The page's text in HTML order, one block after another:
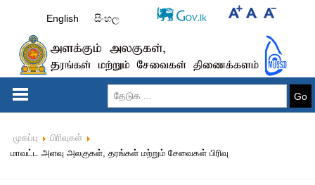
English සිංහල
Go
முகப்பு
பிரிவுகள்
மாவட்ட அளவு அலகுகள், தரங்கள் மற்றும் சேவைகள் பிரிவு